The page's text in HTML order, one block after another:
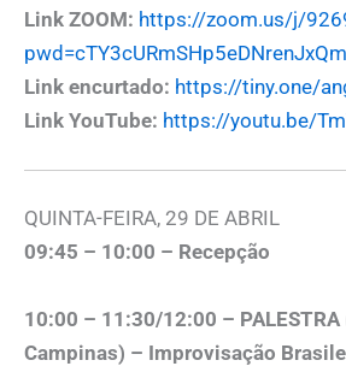
Link ZOOM: https://zoom.us/j/
Link encurtado: https://tiny.one/
Link YouTube: https://youtu.be/
QUINTA-FEIRA, 29 DE ABRIL
09:45 – 10:00 – Recepção
10:00 – 11:30/12:00 –
Campinas) – Improvisação